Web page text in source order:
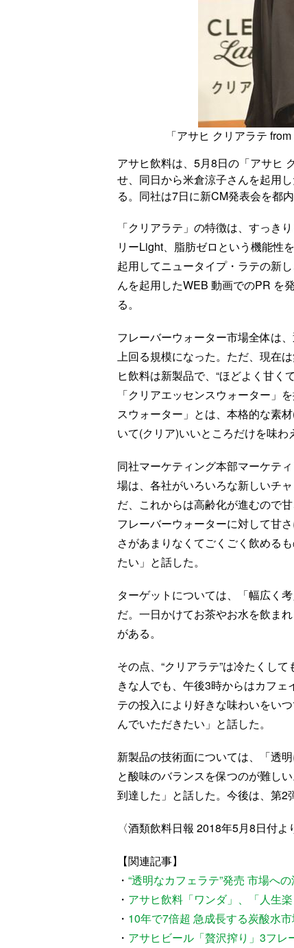
「アサヒ クリアラテ
アサヒ飲料は、5月8日の「アサヒ
せ、同日から米倉涼子さんを起用
る。同社は7日に新CM発表会を都
「クリアラテ」の特徴は、すっき
リーLight、脂肪ゼロという機能性
起用してニュータイプ・ラテの新
んを起用したWEB 動画でのPR を
る。
フレーバーウォーター市場全体は
上回る規模になった。ただ、現在
ヒ飲料は新製品で、“ほどよく甘く
「クリアエッセンスウォーター」
スウォーター」とは、本格的な素
いて(クリア)いいところだけを味わ
同社マーケティング本部マーケテ
場は、各社がいろいろな新しいチ
だ、これからは高齢化が進むので
フレーバーウォーターに対して甘
さがあまりなくてごくごく飲める
たい」と話した。
ターゲットについては、「幅広く
だ。一日かけてお茶やお水を飲ま
がある。
その点、“クリアラテ”は冷たくし
きな人でも、午後3時からはカフ
テの投入により好きな味わいをい
んでいただきたい」と話した。
新製品の技術面については、「透
と酸味のバランスを保つのが難し
到達した」と話した。今後は、第2
〈酒類飲料日報 2018年5月8日付よ
【関連記事】
・ “透明なカフェラテ”発売 市場へ
・ アサヒ飲料「ワンダ」、「人生
・ 10年で7倍超 急成長する炭酸水
・ アサヒビール「贅沢搾り」3フ